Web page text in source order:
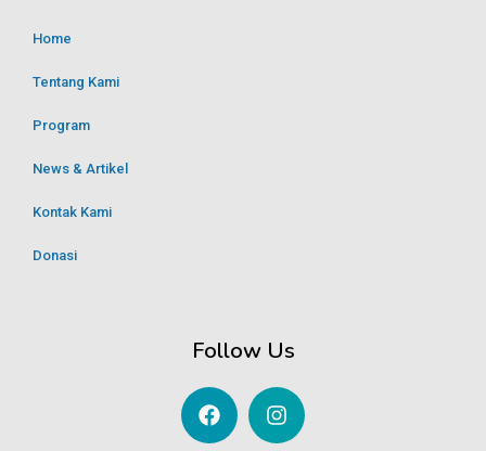
Home
Tentang Kami
Program
News & Artikel
Kontak Kami
Donasi
Follow Us